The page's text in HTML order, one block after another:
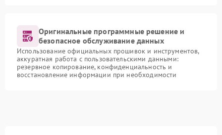
Оригинальные программные решение и
безопасное обслуживание данных
Использование официальных прошивок и инструментов,
аккуратная работа с пользовательскими данными:
резервное копирование, конфиденциальность и
восстановление информации при необходимости